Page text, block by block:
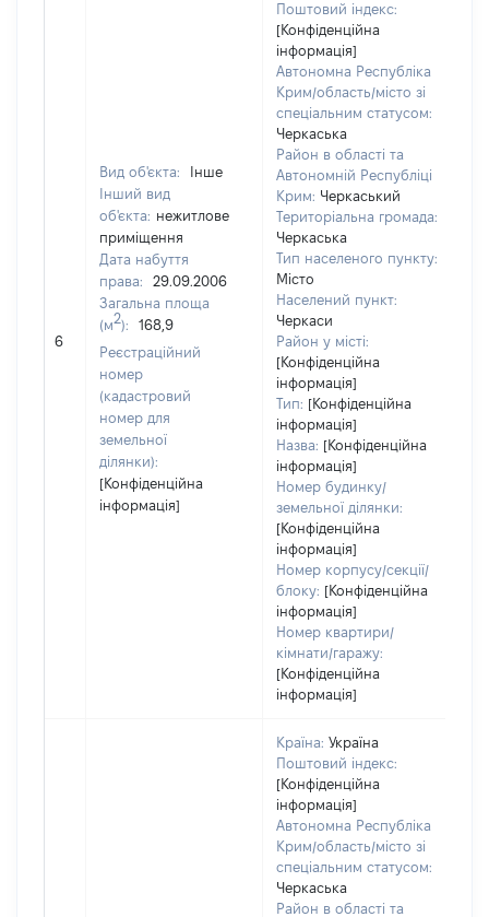
6
Вид об'єкта:
Інше
Інший вид
об'єкта: нежитлове
приміщення
Дата набуття
права:
29.09.2006
Загальна площа
(м2):
168,9
Реєстраційний
номер
(кадастровий
номер для
земельної
ділянки):
[Конфіденційна
інформація]
Поштовий індекс:
[Конфіденційна
інформація]
Автономна Республіка
Крим/область/місто зі
спеціальним статусом:
Черкаська
Район в області та
Автономній Республіці
Крим: Черкаський
Територіальна громада:
Черкаська
Тип населеного пункту:
Місто
Населений пункт:
Черкаси
Район у місті:
[Конфіденційна
інформація]
Тип: [Конфіденційна
інформація]
Назва: [Конфіденційна
інформація]
Номер будинку/
земельної ділянки:
[Конфіденційна
інформація]
Номер корпусу/секції/
блоку: [Конфіденційна
інформація]
Номер квартири/
кімнати/гаражу:
[Конфіденційна
інформація]
Країна: Україна
Поштовий індекс:
[Конфіденційна
інформація]
Автономна Республіка
Крим/область/місто зі
спеціальним статусом:
Черкаська
Район в області та